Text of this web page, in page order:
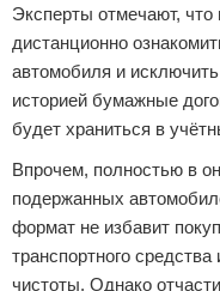
Эксперты отмечают, что
дистанционно
автомобиля и
историей бумажные
будет храниться в
Впрочем, полностью в
подержанных
формат не избавит
транспортного
чистоты. Однако